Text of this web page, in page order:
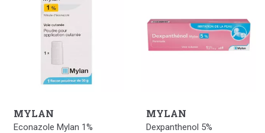
MYLAN
Econazole Mylan 1%
MYLAN
Dexpanthenol 5%